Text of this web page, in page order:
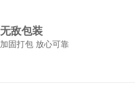
无敌包装
加固打包 放心可靠